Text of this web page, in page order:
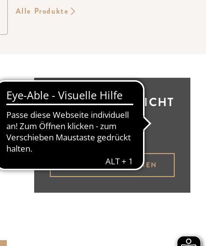
Alle Produkte
BESTELLÜBERSICHT
Brotbüdel leer
BROTBÜDEL ANSEHEN